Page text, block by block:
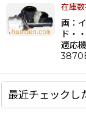
並び順:
在庫
画：
ド・
適
最近チェックし